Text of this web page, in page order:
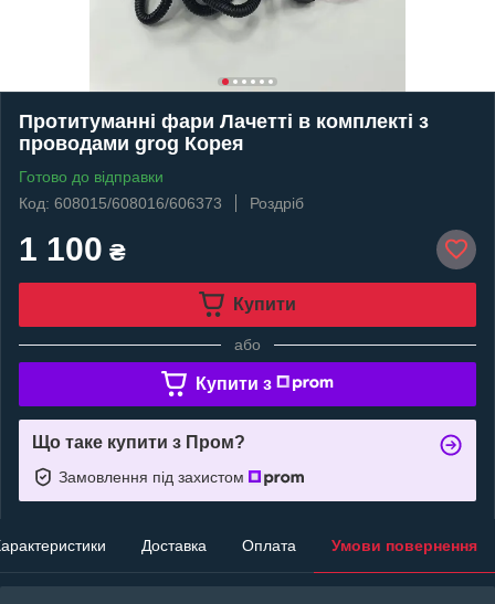
Протитуманні фари Лачетті в комплекті з
проводами grog Корея
Готово до відправки
Код: 608015/608016/606373
Роздріб
1 100 ₴
Купити
або
Купити з
Що таке купити з Пром?
Замовлення під захистом
Доставка Оплата Умови повернення